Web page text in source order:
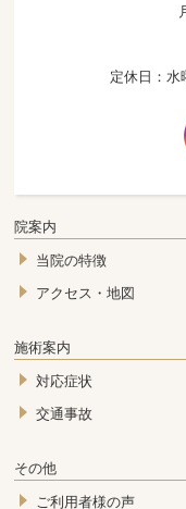
定休日：水
院案内
当院の特徴
アクセス・地図
施術案内
対応症状
交通事故
その他
ご利用者様の声